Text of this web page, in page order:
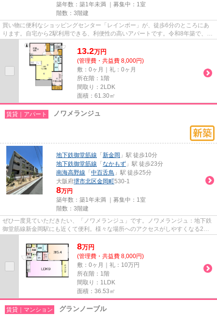
築年数：築1年未満 ｜募集中： 1室
階数：3階建
買い物に便利なショッピングセンター「レインボー」が、徒歩6分のところにあ
ります。自宅から2駅利用できる、利便性の高いアパートです。令和8年築で、多
くの方がご満足の物件はこちら...
13.2万円
(管理費・共益費 8,000円)
敷：0ヶ月｜礼：0ヶ月
所在階：1階
間取り：2LDK
面積：61.30㎡
賃貸｜アパート ノワメランジュ
地下鉄御堂筋線 「 新金岡 」駅 徒歩10分
地下鉄御堂筋線 「 なかもず 」駅 徒歩23分
南海高野線 「 中百舌鳥 」駅 徒歩25分
大阪府堺市北区金岡町530-1
8万円
築年数：築1年未満 ｜募集中： 1室
階数：3階建
ぜひ一度見ていただきたい、「ノワメランジュ」です。ノワメランジュ：地下鉄
御堂筋線新金岡駅にも近くて便利。様々な場所へのアクセスがしやすくなる2駅
8万円
(管理費・共益費 8,000円)
敷：0ヶ月｜礼：10万円
所在階：1階
間取り：1LDK
面積：36.53㎡
賃貸｜マンション グランノーブル